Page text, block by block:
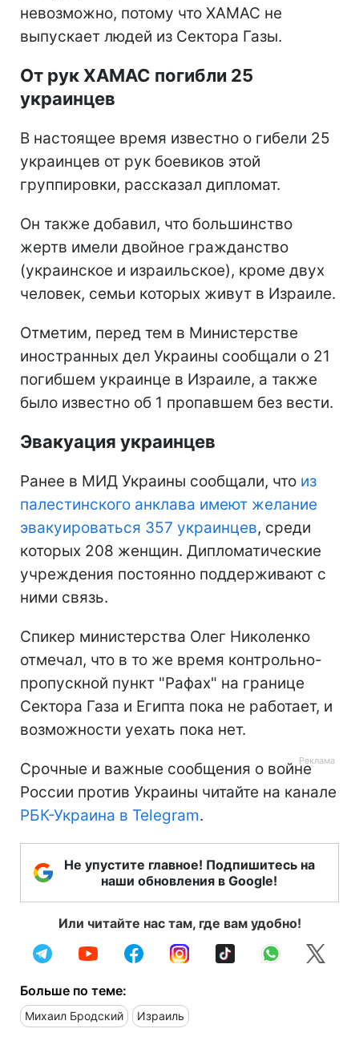
невозможно, потому что ХАМАС не
выпускает людей из Сектора Газы.
От рук ХАМАС погибли 25
украинцев
В настоящее время известно о гибели 25
украинцев от рук боевиков этой
группировки, рассказал дипломат.
Он также добавил, что большинство
жертв имели двойное гражданство
(украинское и израильское), кроме двух
человек, семьи которых живут в Израиле.
Отметим, перед тем в Министерстве
иностранных дел Украины сообщали о 21
погибшем украинце в Израиле, а также
было известно об 1 пропавшем без вести.
Эвакуация украинцев
Ранее в МИД Украины сообщали, что из
палестинского анклава имеют желание
эвакуироваться 357 украинцев, среди
которых 208 женщин. Дипломатические
учреждения постоянно поддерживают с
ними связь.
Спикер министерства Олег Николенко
отмечал, что в то же время контрольно-
пропускной пункт "Рафах" на границе
Сектора Газа и Египта пока не работает, и
возможности уехать пока нет.
Срочные и важные сообщения о войне
России против Украины читайте на канале
РБК-Украина в Telegram.
Не упустите главное! Подпишитесь на
наши обновления в Google!
Или читайте нас там, где вам удобно!
Больше по теме:
Михаил Бродский Израиль